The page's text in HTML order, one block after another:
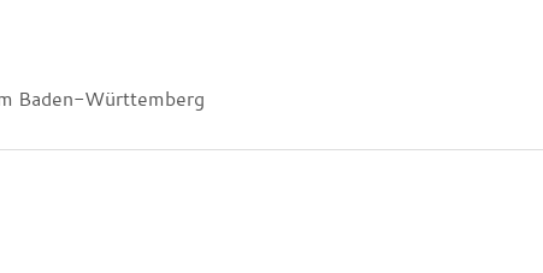
Baden-Württemberg